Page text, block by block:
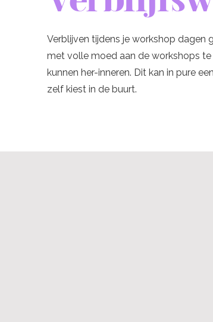
Verblijven tijdens je workshop dagen
met volle moed aan de workshops
kunnen her-inneren. Dit kan in pure
zelf kiest in de buurt.